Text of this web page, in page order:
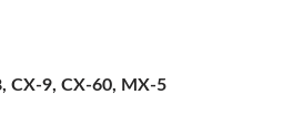
CX-9, CX-60, MX-5